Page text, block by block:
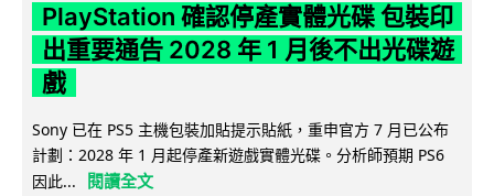
PlayStation 確認停產實體光碟 包裝印
出重要通告 2028 年 1 月後不出光碟遊
戲
Sony 已在 PS5 主機包裝加貼提示貼紙，重申官方 7 月已公布
計劃：2028 年 1 月起停產新遊戲實體光碟。分析師預期 PS6
因此...
閱讀全文